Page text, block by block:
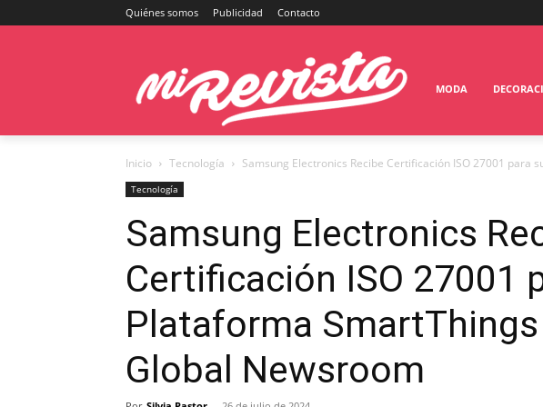
Quiénes somos Publicidad Contacto
MODA
Inicio Tecnología Samsung Electronics Recibe Certificación ISO 27001 para
Tecnología
Samsung Electronics
Certificación ISO 27001
Plataforma
Global Newsroom